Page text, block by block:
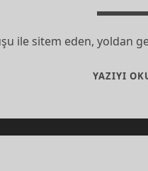
ile sitem eden, yoldan
YAZIYI